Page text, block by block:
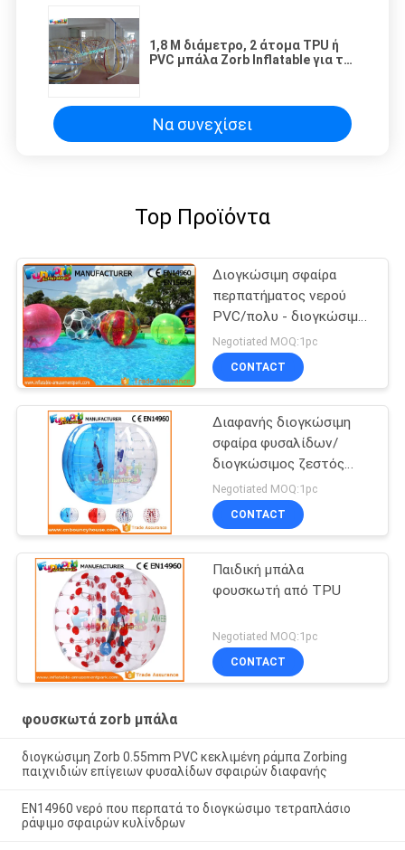
1,8 Μ διάμετρο, 2 άτομα TPU ή
PVC μπάλα Zorb Inflatable για το
Να συνεχίσει
Top Προϊόντα
Διογκώσιμη σφαίρα
περπατήματος νερού
PVC/πολυ - διογκώσιμα
παιχνίδια νερού
λειτουργίας
Negotiated MOQ:1pc
CONTACT
Διαφανής διογκώσιμη
σφαίρα φυσαλίδων/
διογκώσιμος ζεστός
αέρας σφαιρών Zorb
μεγάλος που ενώνεται
στενά
Negotiated MOQ:1pc
CONTACT
Παιδική μπάλα
φουσκωτή από TPU
Negotiated MOQ:1pc
CONTACT
φουσκωτά zorb μπάλα
διογκώσιμη Zorb 0.55mm PVC κεκλιμένη ράμπα Zorbing
παιχνιδιών επίγειων φυσαλίδων σφαιρών διαφανής
EN14960 νερό που περπατά το διογκώσιμο τετραπλάσιο
ράψιμο σφαιρών κυλίνδρων